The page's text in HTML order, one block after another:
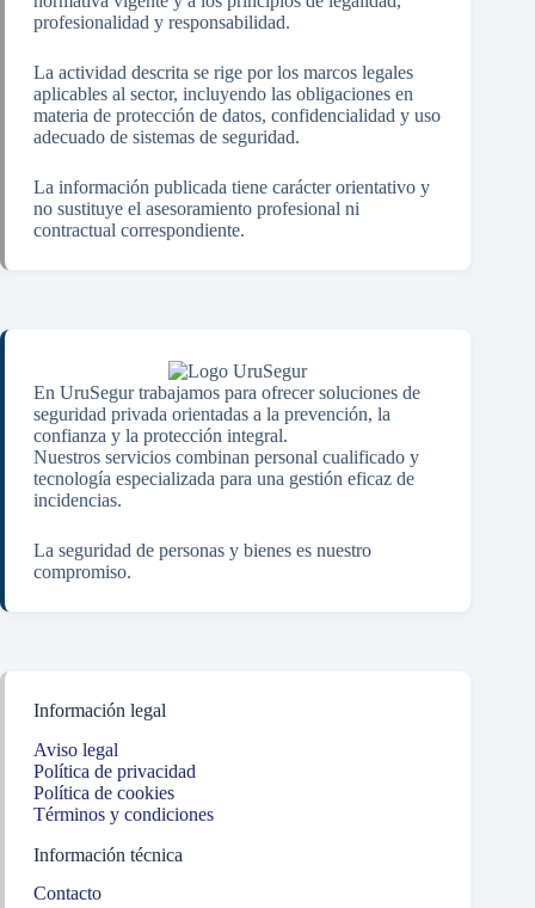
profesionalidad y responsabilidad.
La actividad descrita se rige por los marcos legales
aplicables al sector, incluyendo las obligaciones en
materia de protección de datos, confidencialidad y uso
adecuado de sistemas de seguridad.
La información publicada tiene carácter orientativo y
no sustituye el asesoramiento profesional ni
contractual correspondiente.
En UruSegur trabajamos para ofrecer soluciones de
seguridad privada orientadas a la prevención, la
confianza y la protección integral.
Nuestros servicios combinan personal cualificado y
tecnología especializada para una gestión eficaz de
incidencias.
La seguridad de personas y bienes es nuestro
compromiso.
Información legal
Aviso legal
Política de privacidad
Política de cookies
Términos y condiciones
Información técnica
Contacto